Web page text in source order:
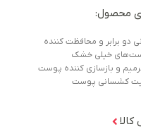
محصول:
دو برابر و محافظت کننده
خیلی خشک
و بازسازی کننده پوست
کشسانی پوست